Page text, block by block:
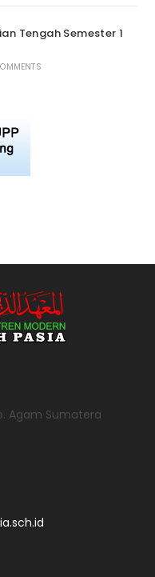
Tengah Semester 1
Agam Sumatera